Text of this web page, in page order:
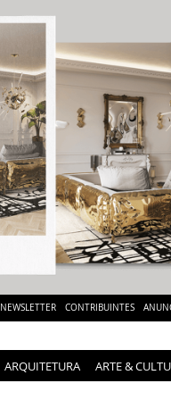
NEWSLETTER CONTRIBUINTES
ARQUITETURA ARTE &